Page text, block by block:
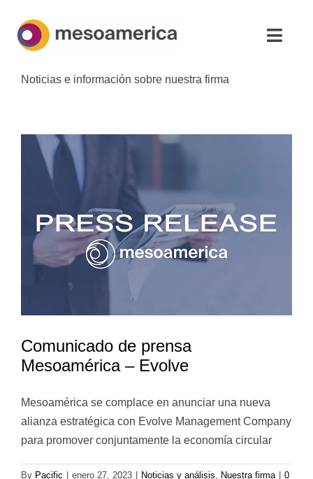
contenido
Inicio
Acerca de
Contacto
Noticias e información sobre nuestra firma
Comunicado de prensa
Mesoamérica – Evolve
Mesoamérica se complace en anunciar una nueva
alianza estratégica con Evolve Management Company
para promover conjuntamente la economía circular
By Pacific | enero 27, 2023 | Noticias y análisis Nuestra firma | 0